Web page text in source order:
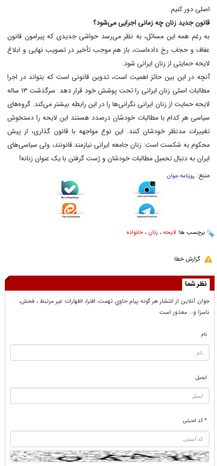
اصلی دور کنیم.
قانون جدید زنان چه زمانی اجرایی می‌شود؟
به رغم همه این مسائل، به نظر می‌رسد حواشی جدیدی که پیرامون قانون
عفاف و حجاب رخ داده‌است، باز هم موجب تأخیر در تصویب نهایی و ابلاغ
لایحه حمایتی از زنان ایرانی شود.
آنچه در این بین حائز اهمیت است، تدوین قانونی است که بتواند در اجرا
مطالبات اصلی زنان ایرانی را تحت پوشش خود قرار دهد. سرگذشت ۱۳ ساله
لایحه حمایت از زنان ایرانی نگرانی‌ها را در این رابطه بیشتر می‌کند. گروه‌های
سیاسی هر کدام با مطالبات خودشان درصدد هستند این لایحه را دستخوش
تغییرات مدنظر خودشان کنند. این نوع مواجهه با قانون گذاری، از پیش
محکوم به شکست است: زنان جامعه ایرانی نیازمند قانونند، ولی سیاسی‌های
ایران به دنبال تحمیل مطالبات خودشان و ژست گرفتن با یک عنوان زنانه!
منبع: روزنامه جوان
برچسب ها: لایحه ، زنان ،خانواده
گزارش خطا
نظر شما
جوان آنلاين از انتشار هر گونه پيام حاوي تهمت، افترا، اظهارات غير مرتبط ، فحش،
ناسزا و... معذور است
نام
ایمیل
* کد امنیتی